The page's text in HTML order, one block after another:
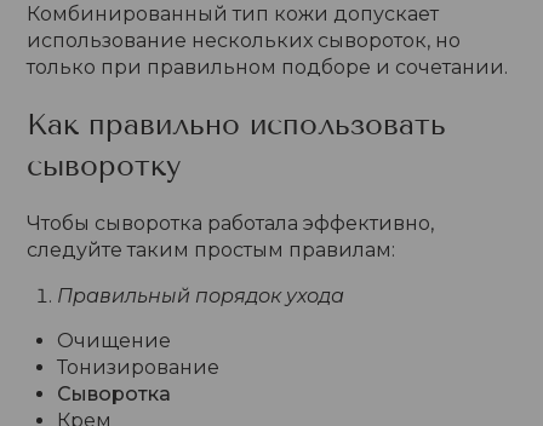
Комбинированный тип кожи допускает
использование нескольких сывороток, но
только при правильном подборе и сочетании.
Как правильно использовать
сыворотку
Чтобы сыворотка работала эффективно,
следуйте таким простым правилам:
Правильный порядок ухода
Очищение
Тонизирование
Сыворотка
Крем